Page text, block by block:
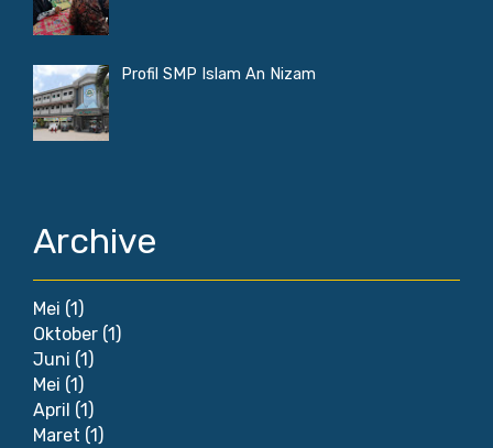
Profil SMP Islam An Nizam
Archive
Mei (1)
Oktober (1)
Juni (1)
Mei (1)
April (1)
Maret (1)